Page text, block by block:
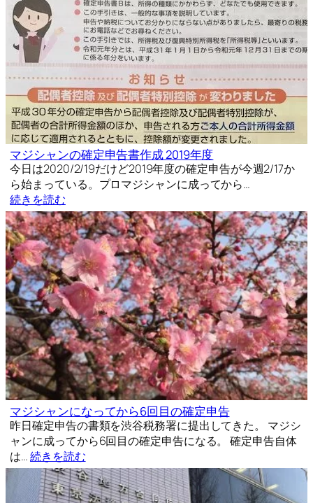
マジシャンの確定申告書作成 2019年度
今日は2020/2/19だけど2019年度の確定申告が今週2/17か
ら始まっている。プロマジシャンに成ってから…
続きを読む
マジシャンになってから6回目の確定申告
昨日確定申告の書類を渋谷税務署に提出してきた。 マジシ
ャンに成ってから6回目の確定申告になる。 確定申告自体
は…続きを読む